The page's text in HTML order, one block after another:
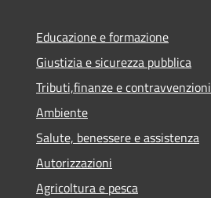
Educazione e formazione
Giustizia e sicurezza pubblica
Tributi,finanze e contravvenzioni
Ambiente
Salute, benessere e assistenza
Autorizzazioni
Agricoltura e pesca